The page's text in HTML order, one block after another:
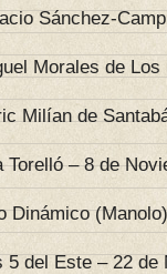
Sánchez-
Morales de
Milían de
Torelló – 8 de
Dinámico
5 del Este – 22 de